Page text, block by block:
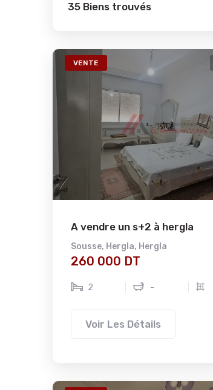
35 Biens trouvés
VENTE
A vendre un s+2 à hergla
Sousse, Hergla, Hergla
260 000 DT
2 -
Voir Les Détails